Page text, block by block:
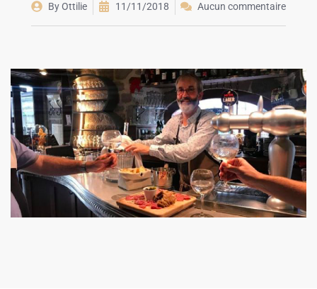
ByOttilie 11/11/2018 Aucun commentaire